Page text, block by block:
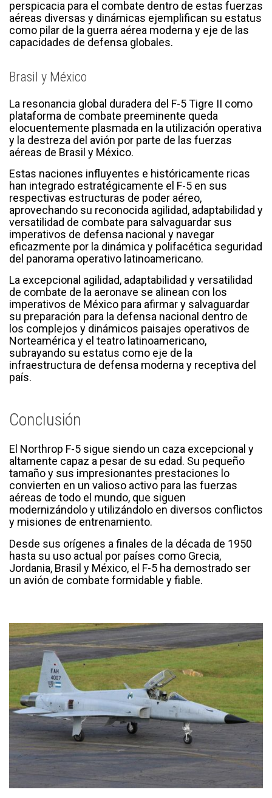
perspicacia para el combate dentro de estas fuerzas
aéreas diversas y dinámicas ejemplifican su estatus
como pilar de la guerra aérea moderna y eje de las
capacidades de defensa globales.
Brasil y México
La resonancia global duradera del F-5 Tigre II como
plataforma de combate preeminente queda
elocuentemente plasmada en la utilización operativa
y la destreza del avión por parte de las fuerzas
aéreas de Brasil y México.
Estas naciones influyentes e históricamente ricas
han integrado estratégicamente el F-5 en sus
respectivas estructuras de poder aéreo,
aprovechando su reconocida agilidad, adaptabilidad y
versatilidad de combate para salvaguardar sus
imperativos de defensa nacional y navegar
eficazmente por la dinámica y polifacética seguridad
del panorama operativo latinoamericano.
La excepcional agilidad, adaptabilidad y versatilidad
de combate de la aeronave se alinean con los
imperativos de México para afirmar y salvaguardar
su preparación para la defensa nacional dentro de
los complejos y dinámicos paisajes operativos de
Norteamérica y el teatro latinoamericano,
subrayando su estatus como eje de la
infraestructura de defensa moderna y receptiva del
país.
Conclusión
El Northrop F-5 sigue siendo un caza excepcional y
altamente capaz a pesar de su edad. Su pequeño
tamaño y sus impresionantes prestaciones lo
convierten en un valioso activo para las fuerzas
aéreas de todo el mundo, que siguen
modernizándolo y utilizándolo en diversos conflictos
y misiones de entrenamiento.
Desde sus orígenes a finales de la década de 1950
hasta su uso actual por países como Grecia,
Jordania, Brasil y México, el F-5 ha demostrado ser
un avión de combate formidable y fiable.